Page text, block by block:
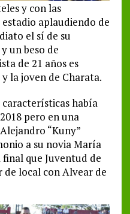
y con las
aplaudiendo de
el sí de su
un beso de
de 21 años es
la joven de Charata.
había
pero en una
“Kuny”
a su novia María
que Juventud de
local con Alvear de